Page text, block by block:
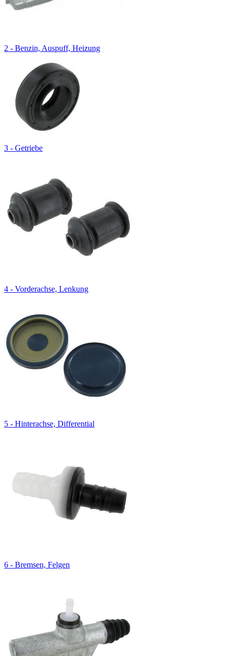
2 - Benzin, Auspuff, Heizung
3 - Getriebe
4 - Vorderachse, Lenkung
5 - Hinterachse, Differential
6 - Bremsen, Felgen